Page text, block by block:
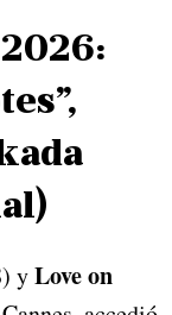
yLove on